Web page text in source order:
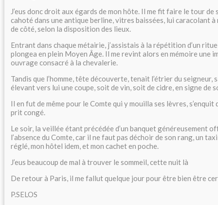
J’eus donc droit aux égards de mon hôte. Il me fit faire le tour de
cahoté dans une antique berline, vitres baissées, lui caracolant
de côté, selon la disposition des lieux.
Entrant dans chaque métairie, j’assistais à la répétition d’un
plongea en plein Moyen Âge. Il me revint alors en mémoire une
ouvrage consacré à la chevalerie.
Tandis que l’homme, tête découverte, tenait l’étrier du seigneur,
élevant vers lui une coupe, soit de vin, soit de cidre, en signe de
Il en fut de même pour le Comte qui y mouilla ses lèvres,
prit congé.
Le soir, la veillée étant précédée d’un banquet généreusement
l’absence du Comte, car il ne faut pas déchoir de son rang, un
réglé, mon hôtel idem, et mon cachet en poche.
J’eus beaucoup de mal à trouver le sommeil, cette nuit là
De retour à Paris, il me fallut quelque jour pour être bien être
P.SELOS